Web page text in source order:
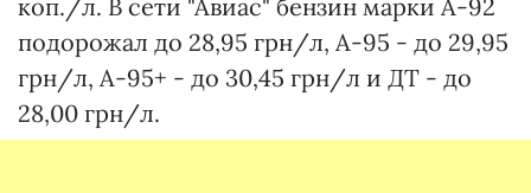
коп./л. В сети "Авиас" бензин марки А-92
подорожал до 28,95 грн/л, А-95 - до 29,95
грн/л, А-95+ - до 30,45 грн/л и ДТ - до
28,00 грн/л.